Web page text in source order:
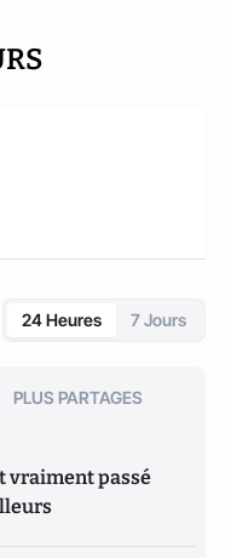
24 Heures 7 Jours
PLUS PARTAGES
vraiment passé